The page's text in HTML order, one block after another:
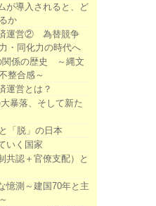
が導入されると、ど
か
運営② 為替競争
・同化力の時代へ
関係の歴史 ～縄文
整合感～
運営とは？
暴落、そして新た
「脱」の日本
いく国家
共認＋官僚支配）と
憶測～建国70年と主